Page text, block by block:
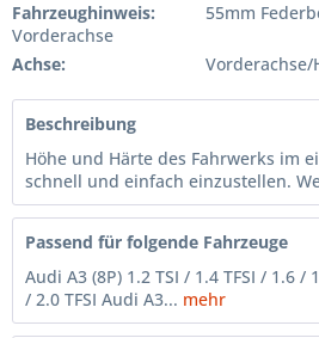
Fahrzeughinweis:
55mm
Vorderachse
Achse:
Vorderachse/
Beschreibung
Höhe und Härte des Fahrwerks im
schnell und einfach einzustellen.
Passend für folgende Fahrzeuge
Audi A3 (8P) 1.2 TSI / 1.4 TFSI / 1.6 /
/ 2.0 TFSI Audi A3... mehr